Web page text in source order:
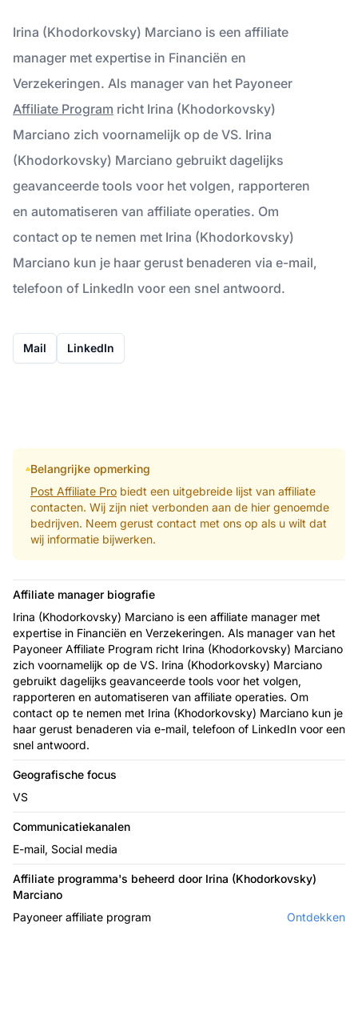
Irina (Khodorkovsky) Marciano is een affiliate
manager met expertise in Financiën en
Verzekeringen. Als manager van het Payoneer
Affiliate Program richt Irina (Khodorkovsky)
Marciano zich voornamelijk op de VS. Irina
(Khodorkovsky) Marciano gebruikt dagelijks
geavanceerde tools voor het volgen, rapporteren
en automatiseren van affiliate operaties. Om
contact op te nemen met Irina (Khodorkovsky)
Marciano kun je haar gerust benaderen via e-mail,
telefoon of LinkedIn voor een snel antwoord.
Mail LinkedIn
Belangrijke opmerking
Post Affiliate Probiedt een uitgebreide lijst van affiliate
contacten. Wij zijn niet verbonden aan de hier genoemde
bedrijven. Neem gerust contact met ons op als u wilt dat
wij informatie bijwerken.
Affiliate manager biografie
Irina (Khodorkovsky) Marciano is een affiliate manager met
expertise in Financiën en Verzekeringen. Als manager van het
Payoneer Affiliate Program richt Irina (Khodorkovsky) Marciano
zich voornamelijk op de VS. Irina (Khodorkovsky) Marciano
gebruikt dagelijks geavanceerde tools voor het volgen,
rapporteren en automatiseren van affiliate operaties. Om
contact op te nemen met Irina (Khodorkovsky) Marciano kun je
haar gerust benaderen via e-mail, telefoon of LinkedIn voor een
snel antwoord.
Geografische focus
VS
Communicatiekanalen
E-mail, Social media
Affiliate programma's beheerd door Irina (Khodorkovsky)
Marciano
Payoneer affiliate program
Ontdekken